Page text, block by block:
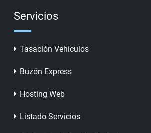
Servicios
Tasación Vehículos
Buzón Express
Hosting Web
Listado Servicios